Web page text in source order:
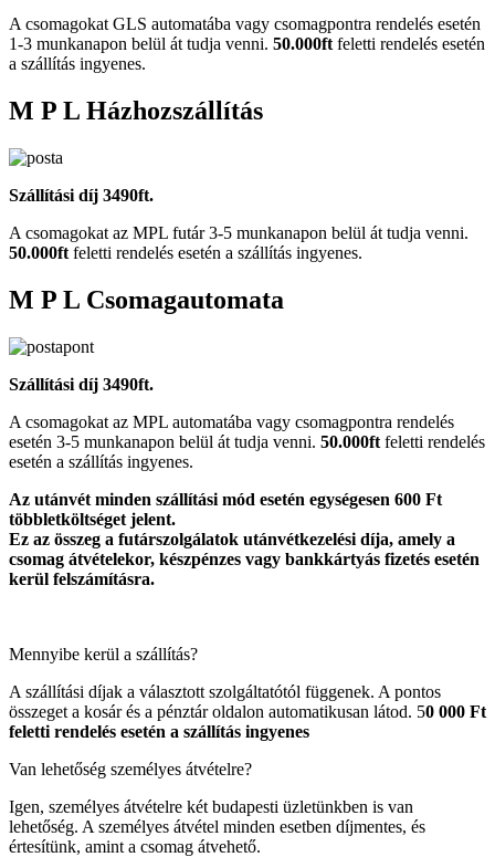
A csomagokat GLS automatába vagy csomagpontra rendelés esetén
1-3 munkanapon belül át tudja venni. 50.000ft feletti rendelés esetén
a szállítás ingyenes.
M P L Házhozszállítás
Szállítási díj 3490ft.
A csomagokat az MPL futár 3-5 munkanapon belül át tudja venni.
50.000ft feletti rendelés esetén a szállítás ingyenes.
M P L Csomagautomata
Szállítási díj 3490ft.
A csomagokat az MPL automatába vagy csomagpontra rendelés
esetén 3-5 munkanapon belül át tudja venni. 50.000ft feletti rendelés
esetén a szállítás ingyenes.
Az utánvét minden szállítási mód esetén egységesen 600 Ft
többletköltséget jelent.
Ez az összeg a futárszolgálatok utánvétkezelési díja, amely a
csomag átvételekor, készpénzes vagy bankkártyás fizetés esetén
kerül felszámításra.
Mennyibe kerül a szállítás?
A szállítási díjak a választott szolgáltatótól függenek. A pontos
összeget a kosár és a pénztár oldalon automatikusan látod. 50 000 Ft
feletti rendelés esetén a szállítás ingyenes
Van lehetőség személyes átvételre?
Igen, személyes átvételre két budapesti üzletünkben is van
lehetőség. A személyes átvétel minden esetben díjmentes, és
értesítünk, amint a csomag átvehető.